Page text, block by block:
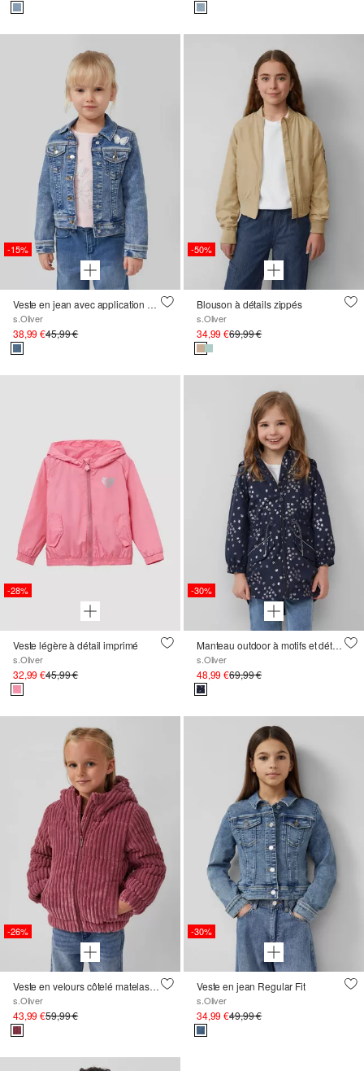
-15%
Veste en jean avec application et effet usé
s.Oliver
38,99 €45,99 €
-50%
Blouson à détails zippés
s.Oliver
34,99 €69,99 €
-28%
Veste légère à détail imprimé
s.Oliver
32,99 €45,99 €
-30%
Manteau outdoor à motifs et détails réfléchissants décoratifs
s.Oliver
48,99 €69,99 €
-26%
Veste en velours côtelé matelassé avec doublure en polaire
s.Oliver
43,99 €59,99 €
-30%
Veste en jean Regular Fit
s.Oliver
34,99 €49,99 €